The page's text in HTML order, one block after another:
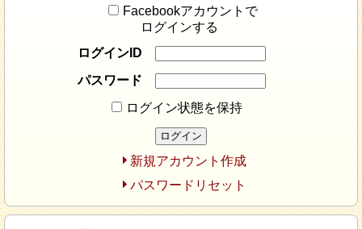
Facebookアカウントで
ログインする
ログインID
パスワード
ログイン状態を保持
新規アカウント作成
パスワードリセット